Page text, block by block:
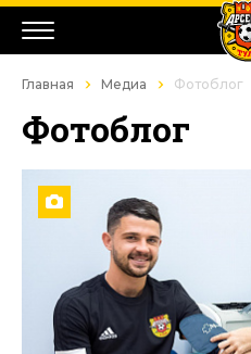
Главная Медиа Фотоблог
Фотоблог